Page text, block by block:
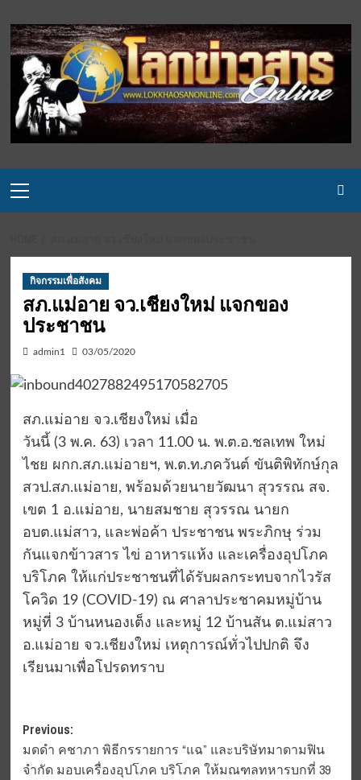
to
content
Menu
กิจกรรมเพื่อสังคม
สภ.แม่อาย จว.เชียงใหม่ แจกของ
ประชาชน
admin1 03/05/2020
สภ.แม่อาย จว.เชียงใหม่ เมื่อ
วันนี้ (3 พ.ค. 63) เวลา 11.00 น. พ.ต.อ.ชลเทพ ใหม่
ไชย ผกก.สภ.แม่อายฯ, พ.ต.ท.ภควันต์ ขันติพิทักษ์กุล
สวป.สภ.แม่อาย, พร้อมด้วยนายวัฒนา สุวรรณ สจ.
เขต 1 อ.แม่อาย, นายสมชาย สุวรรณ นายก
อบต.แม่สาว, และพ่อค้า ประชาชน พระภิกษุ ร่วม
กันแจกข้าวสาร ไข่ อาหารแห้ง และเครื่องอุปโภค
บริโภค ให้แก่ประชาชนที่ได้รับผลกระทบจากไวรัส
โควิด 19 (COVID-19) ณ ศาลาประชาคมหมู่บ้าน
หมู่ที่ 3 บ้านหนองเต็ง และหมู่ 12 บ้านสัน ต.แม่สาว
อ.แม่อาย จว.เชียงใหม่ เหตุการณ์ทั่วไปปกติ จึง
เรียนมาเพื่อโปรดทราบ
Post
navigation
Previous:
มดดำ คชาภา พิธีกรรายการ “แฉ” และบริษัทมาดามฟิน
จำกัด มอบเครื่องอุปโภค บริโภค ให้มณฑลทหารบกที่ 39